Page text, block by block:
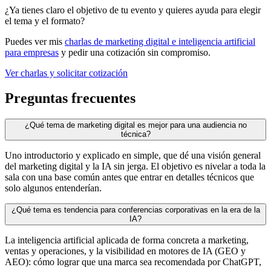
¿Ya tienes claro el objetivo de tu evento y quieres ayuda para elegir
el tema y el formato?
Puedes ver mis charlas de marketing digital e inteligencia artificial
para empresas y pedir una cotización sin compromiso.
Ver charlas y solicitar cotización
Preguntas frecuentes
¿Qué tema de marketing digital es mejor para una audiencia no
técnica?
Uno introductorio y explicado en simple, que dé una visión general
del marketing digital y la IA sin jerga. El objetivo es nivelar a toda la
sala con una base común antes que entrar en detalles técnicos que
solo algunos entenderían.
¿Qué tema es tendencia para conferencias corporativas en la era de la
IA?
La inteligencia artificial aplicada de forma concreta a marketing,
ventas y operaciones, y la visibilidad en motores de IA (GEO y
AEO): cómo lograr que una marca sea recomendada por ChatGPT,